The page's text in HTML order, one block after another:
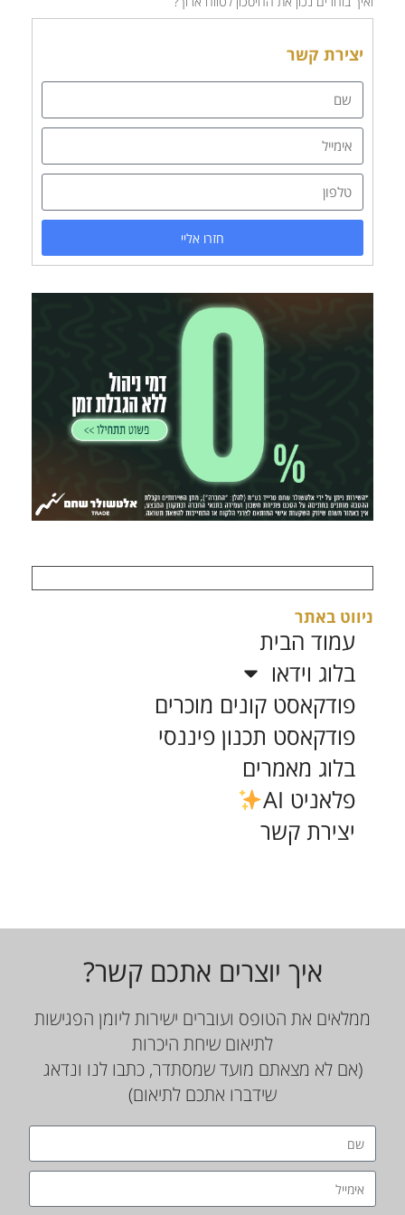
יצירת קשר
חזרו אליי
ניווט באתר
עמוד הבית
בלוג וידאו
פודקאסט קונים מוכרים
פודקאסט תכנון פיננסי
בלוג מאמרים
פלאניט AI
יצירת קשר
איך יוצרים אתכם קשר?
ממלאים את הטופס ועוברים ישירות ליומן הפגישות
לתיאום שיחת היכרות
(אם לא מצאתם מועד שמסתדר, כתבו לנו ונדאג
שידברו אתכם לתיאום)